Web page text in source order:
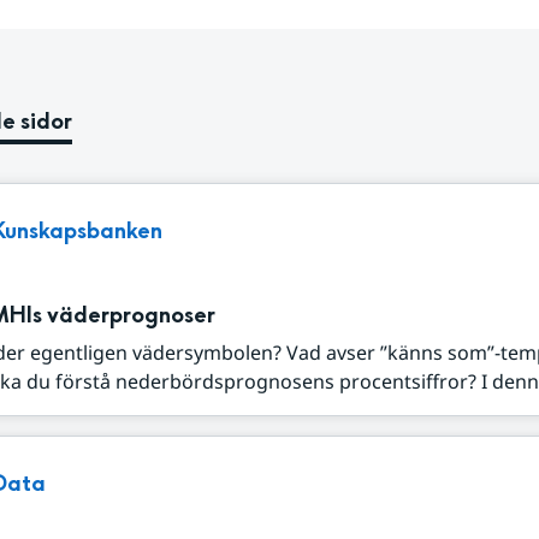
sidor
väderprognoser
egentligen vädersymbolen? Vad avser ”känns som”-
du förstå nederbördsprognosens procentsiffror? I